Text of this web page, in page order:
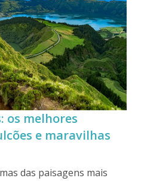
inesquecíveis na ilha.
os melhores
e maravilhas
das paisagens mais